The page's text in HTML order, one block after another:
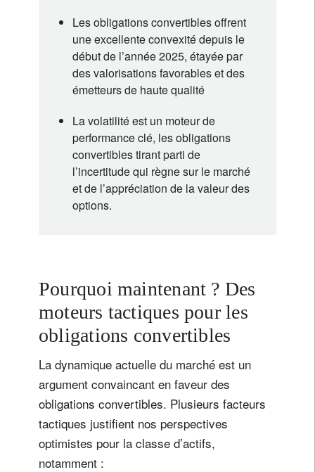
Les obligations convertibles offrent
une excellente convexité depuis le
début de l’année 2025, étayée par
des valorisations favorables et des
émetteurs de haute qualité
La volatilité est un moteur de
performance clé, les obligations
convertibles tirant parti de
l’incertitude qui règne sur le marché
et de l’appréciation de la valeur des
options.
Pourquoi maintenant ? Des
moteurs tactiques pour les
obligations convertibles
La dynamique actuelle du marché est un
argument convaincant en faveur des
obligations convertibles. Plusieurs facteurs
tactiques justifient nos perspectives
optimistes pour la classe d’actifs,
notamment :